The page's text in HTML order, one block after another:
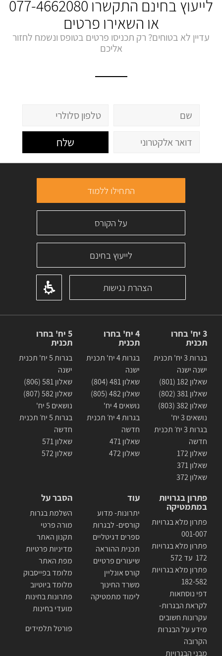
לייעוץ בחינם התקשרו 077-4662080
או השאירו פרטים
עדיין לא בטוחים? רק תכניסו פרטים בטופס ונשמח לחזור
אליכם
שלח
התחילו ללמוד
על הקורס
לייעוץ בחינם
הצהרת נגישות
3 יח' בחרו
תכנית
בגרות 3 יח' תכנית
ישנה ישנה
שאלון 182 (801)
שאלון 381 (802)
שאלון 382 (803)
נושאים 3 יח'
בגרות 3 יח׳ תכנית
חדשה
שאלון 172
שאלון 371
שאלון 372
4 יח' בחרו
תכנית
בגרות 4 יח' תכנית
ישנה
שאלון 481 (804)
שאלון 482 (805)
נושאים 4 יח'
בגרות 4 יח׳ תכנית
חדשה
שאלון 471
שאלון 472
5 יח' בחרו
תכנית
בגרות 5 יח' תכנית
ישנה
שאלון 581 (806)
שאלון 582 (807)
נושאים 5 יח'
בגרות 5 יח׳ תכנית
חדשה
שאלון 571
שאלון 572
פתרון בגרויות
במתמטיקה
פתרון מלא בגרויות
001-007
פתרון מלא בגרויות
172 עד 572
פתרון מלא בגרויות
182-582
דפי נוסחאות
לקראת הבגרות-
עקרונות חשובים
מידע על הבגרות
הקרובה
מבני הבגרויות
עוד
יתרונות- מדוע
קורסים- לבגרות
ספרים דגיטליים
תכנית ההוראה
שיעורים פרטיים
קורס אונליין
משרד החינוך
לימוד מתמטיקה
הסבר על
השלמת בגרות
מורה פרטי
תקנון האתר
מדיניות פרטיות
מפת האתר
מלומד בפייסבוק
מלומד ביוטיוב
פתרונות בחינות
מועדי בחינות
פורטל תלמידים